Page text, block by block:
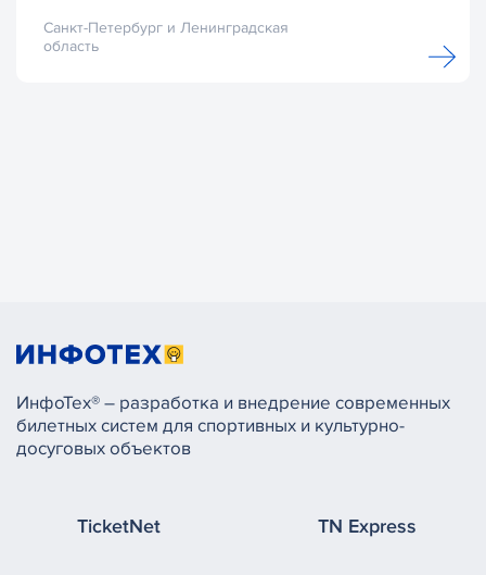
Санкт-Петербург и Ленинградская
область
ИнфоТех® – разработка и внедрение современных
билетных систем для спортивных и культурно-
досуговых объектов
TicketNet TN Express